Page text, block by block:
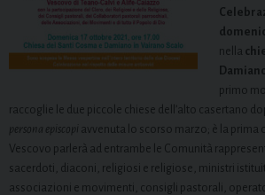
nella
primo
raccoglie le due piccole chiese dell’alto casertano
persona episcopi avvenuta lo scorso marzo; è la prima
Vescovo parlerà ad entrambe le Comunità
sacerdoti, diaconi, religiosi e religiose, ministri
associazioni e movimenti, consigli pastorali,